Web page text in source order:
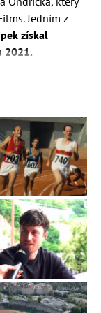
Jedním z
získal
2021.